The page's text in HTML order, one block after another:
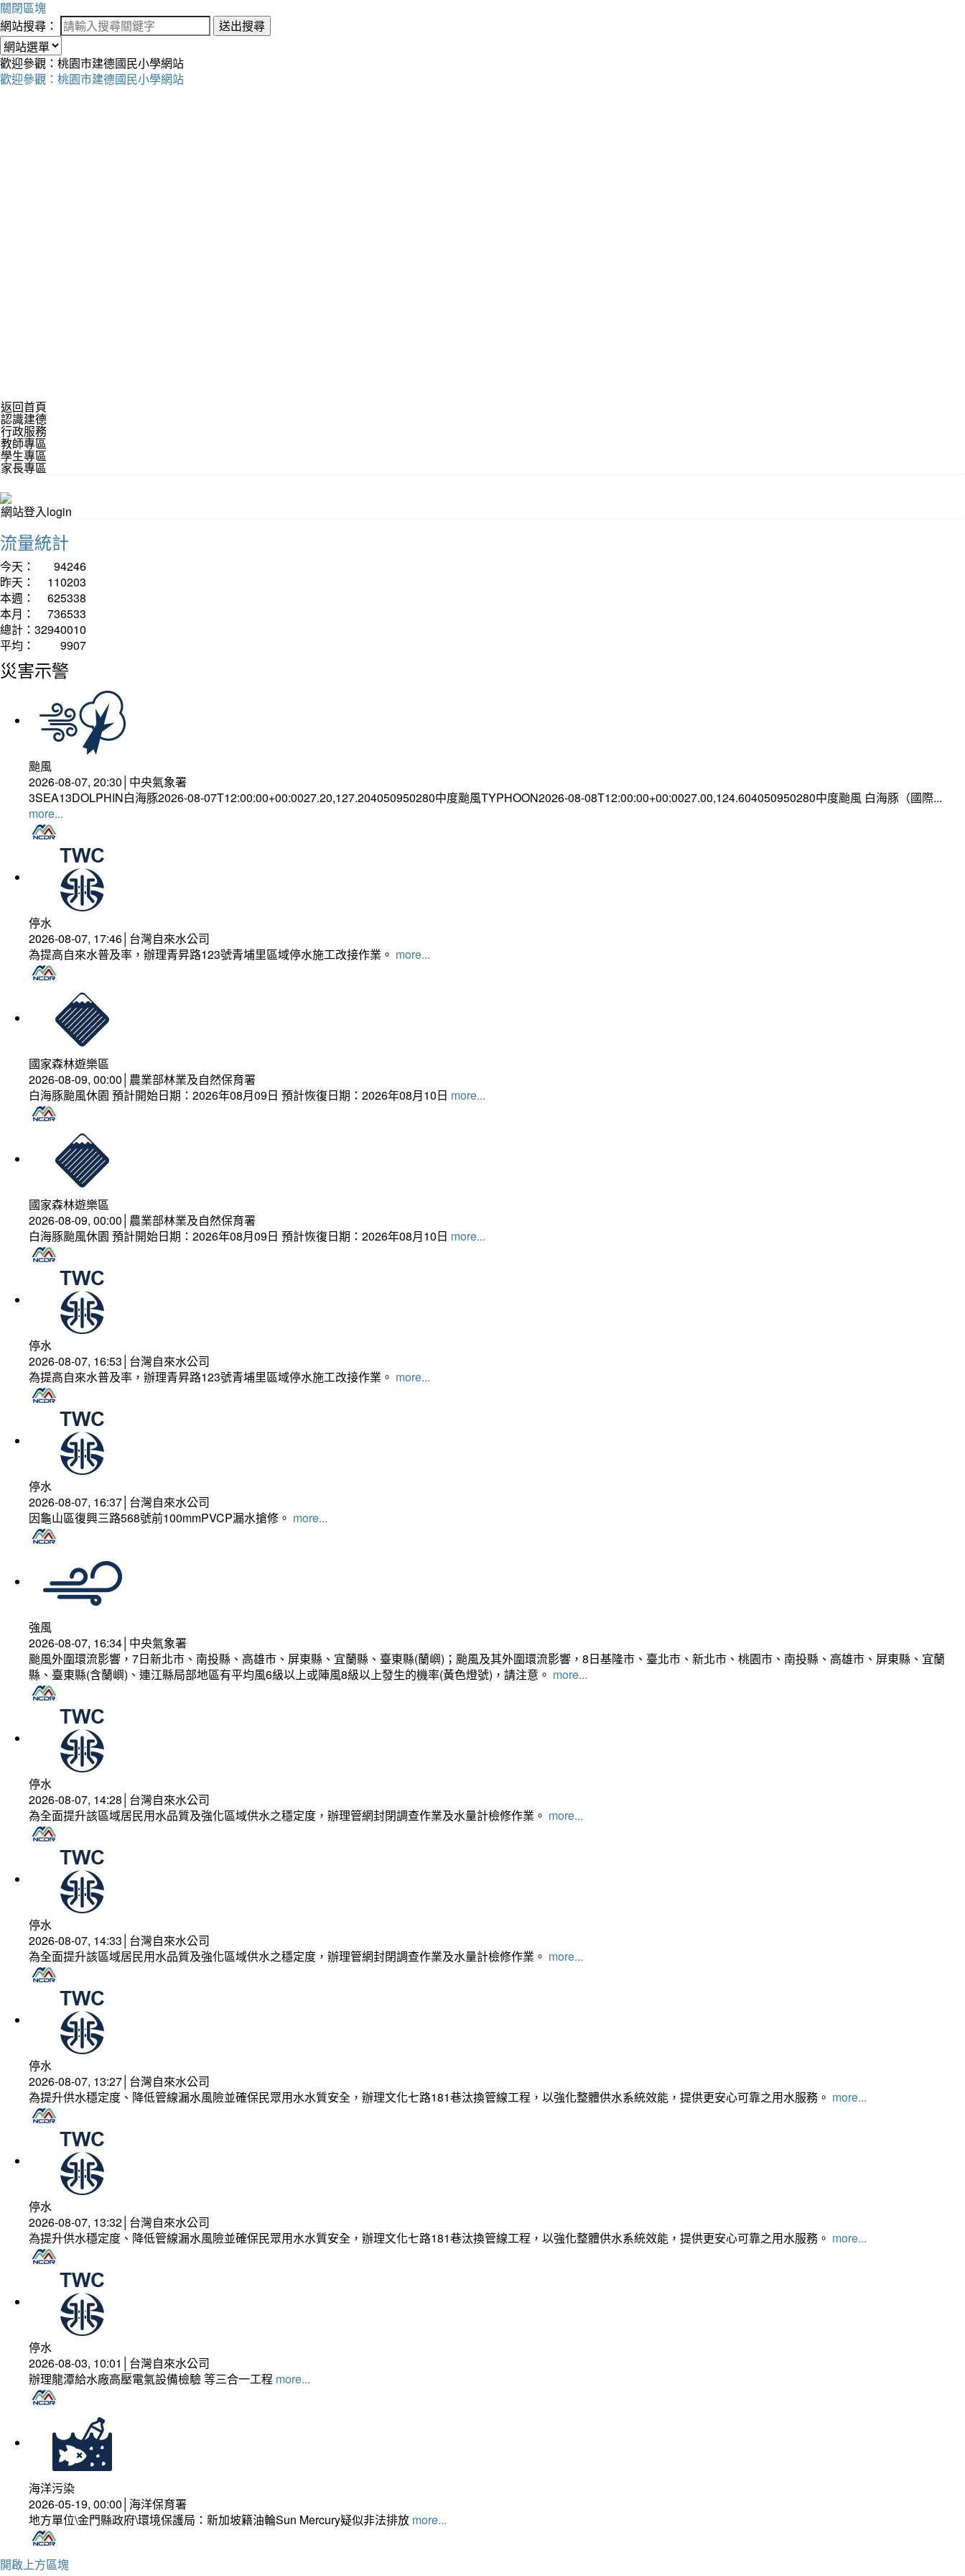
關閉區塊
網站搜尋：
送出搜尋
歡迎參觀：桃園市建德國民小學網站
歡迎參觀：桃園市建德國民小學網站
返回首頁
認識建德
行政服務
教師專區
學生專區
家長專區
網站登入login
流量統計
今天：
94246
昨天：
110203
本週：
625338
本月：
736533
總計： 32940010
平均：
9907
災害示警
颱風
2026-08-07, 20:30│中央氣象署
3SEA13DOLPHIN白海豚2026-08-07T12:00:00+00:0027.20,127.204050950280中度颱風TYPHOON2026-08-08T12:00:00+00:0027.00,124.604050950280中度颱風 白海豚（國際...
more...
停水
2026-08-07, 17:46│台灣自來水公司
為提高自來水普及率，辦理青昇路123號青埔里區域停水施工改接作業。 more...
國家森林遊樂區
2026-08-09, 00:00│農業部林業及自然保育署
白海豚颱風休園 預計開始日期：2026年08月09日 預計恢復日期：2026年08月10日 more...
國家森林遊樂區
2026-08-09, 00:00│農業部林業及自然保育署
白海豚颱風休園 預計開始日期：2026年08月09日 預計恢復日期：2026年08月10日 more...
停水
2026-08-07, 16:53│台灣自來水公司
為提高自來水普及率，辦理青昇路123號青埔里區域停水施工改接作業。 more...
停水
2026-08-07, 16:37│台灣自來水公司
因龜山區復興三路568號前100mmPVCP漏水搶修。 more...
強風
2026-08-07, 16:34│中央氣象署
颱風外圍環流影響，7日新北市、南投縣、高雄市、屏東縣、宜蘭縣、臺東縣(蘭嶼)；颱風及其外圍環流影響，8日基隆市、臺北市、新北市、桃園市、南投縣、高雄市、屏東縣、宜蘭
縣、臺東縣(含蘭嶼)、連江縣局部地區有平均風6級以上或陣風8級以上發生的機率(黃色燈號)，請注意。 more...
停水
2026-08-07, 14:28│台灣自來水公司
為全面提升該區域居民用水品質及強化區域供水之穩定度，辦理管網封閉調查作業及水量計檢修作業。 more...
停水
2026-08-07, 14:33│台灣自來水公司
為全面提升該區域居民用水品質及強化區域供水之穩定度，辦理管網封閉調查作業及水量計檢修作業。 more...
停水
2026-08-07, 13:27│台灣自來水公司
為提升供水穩定度、降低管線漏水風險並確保民眾用水水質安全，辦理文化七路181巷汰換管線工程，以強化整體供水系統效能，提供更安心可靠之用水服務。 more...
停水
2026-08-07, 13:32│台灣自來水公司
為提升供水穩定度、降低管線漏水風險並確保民眾用水水質安全，辦理文化七路181巷汰換管線工程，以強化整體供水系統效能，提供更安心可靠之用水服務。 more...
停水
2026-08-03, 10:01│台灣自來水公司
辦理龍潭給水廠高壓電氣設備檢驗 等三合一工程 more...
海洋污染
2026-05-19, 00:00│海洋保育署
地方單位\金門縣政府\環境保護局：新加坡籍油輪Sun Mercury疑似非法排放 more...
開啟上方區塊